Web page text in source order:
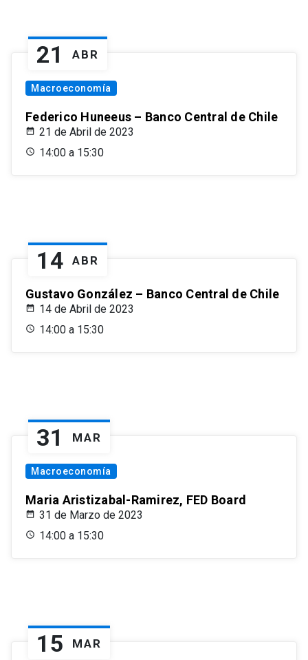
21 ABR
Macroeconomía
Federico Huneeus – Banco Central de Chile
21 de Abril de 2023
14:00 a 15:30
14 ABR
Gustavo González – Banco Central de Chile
14 de Abril de 2023
14:00 a 15:30
31 MAR
Macroeconomía
Maria Aristizabal-Ramirez, FED Board
31 de Marzo de 2023
14:00 a 15:30
15 MAR